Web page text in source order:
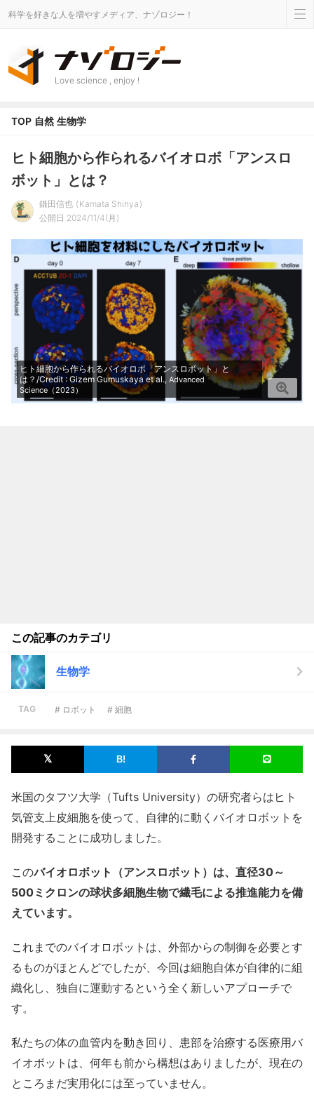
科学を好きな人を増やすメディア、ナゾロジー！
Love science , enjoy !
TOP 自然 生物学
ヒト細胞から作られるバイオロボ「アンスロ
ボット」とは？
鎌田信也
Kamata Shinya
公開日 2024/11/4(月)
ヒト細胞から作られるバイオロボ「アンスロボット」と
は？/Credit : Gizem Gumuskaya et al., Advanced
Science（2023）
この記事のカテゴリ
生物学
TAG # ロボット # 細胞
米国のタフツ大学（Tufts University）の研究者らはヒト
気管支上皮細胞を使って、自律的に動くバイオロボットを
開発することに成功しました。
このバイオロボット（アンスロボット）は、直径30～
500ミクロンの球状多細胞生物で繊毛による推進能力を備
えています。
これまでのバイオロボットは、外部からの制御を必要とす
るものがほとんどでしたが、今回は細胞自体が自律的に組
織化し、独自に運動するという全く新しいアプローチで
す。
私たちの体の血管内を動き回り、患部を治療する医療用バ
イオボットは、何年も前から構想はありましたが、現在の
ところまだ実用化には至っていません。